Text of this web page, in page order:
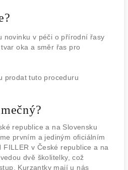
novinku v péči o přírodní řasy
oka a směr řas pro
prodat tuto proceduru
republice a na Slovensku
prvním a jediným oficiálním
v České republice a na
dvě školitelky, což
Kurzantky mají u nás